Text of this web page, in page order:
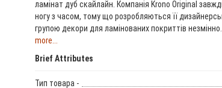
ламінат дуб скайлайн. Компанія Krono Original
ногу з часом, тому що розробляються її
групою декори для ламінованих покриттів незмінно...
more...
Brief Attributes
Тип товара -